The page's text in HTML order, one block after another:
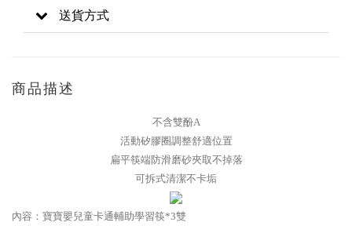
送貨方式
商品描述
不含雙酚A
活動矽膠圈調整舒適位置
扁平筷端防滑磨砂夾取不掉落
可拆式清潔不卡垢
內容： 寶寶嬰兒童卡通輔助學習筷*3雙